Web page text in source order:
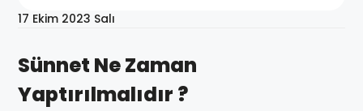
17 Ekim 2023 Salı
Sünnet Ne Zaman
Yaptırılmalıdır ?